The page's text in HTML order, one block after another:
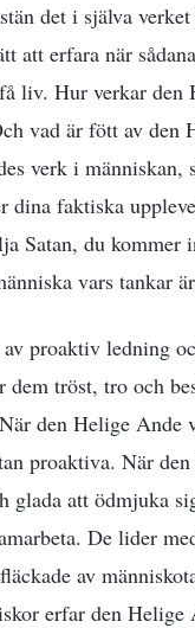
det i själva
att erfara när
liv. Hur verkar den
vad är fött av
verk i människan,
faktiska
Satan, du
vars tankar
proaktiv ledning
dem tröst, tro och
den Helige
proaktiva. När
att ödmjuka
De lider
av
erfar den